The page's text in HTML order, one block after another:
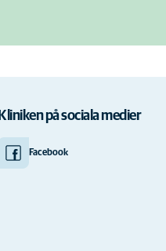
Kliniken på sociala medier
Facebook